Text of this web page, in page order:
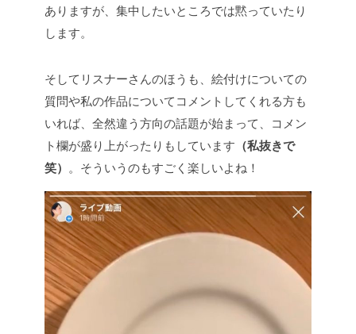
ありますが、集中したいところでは黙っていたり
します。
そしてリスナーさんのほうも、絵付けについての
質問や私の作品についてコメントしてくれる方も
いれば、全然違う方向の話題が始まって、コメン
ト欄が盛り上がったりもしています （私抜きで
笑）
。そういうのもすごく楽しいよね！